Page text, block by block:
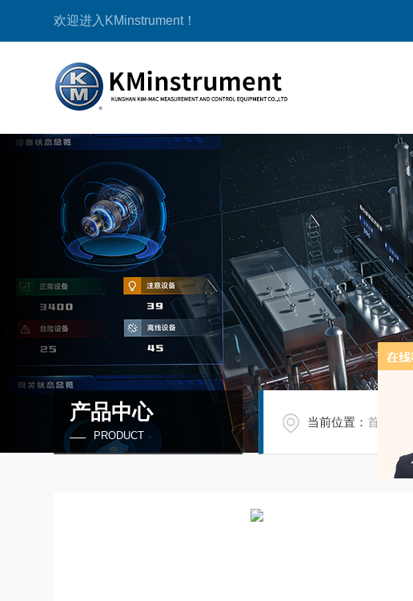
欢迎进入KMinstrument！
产品中心
PRODUCT
当前位置：首页